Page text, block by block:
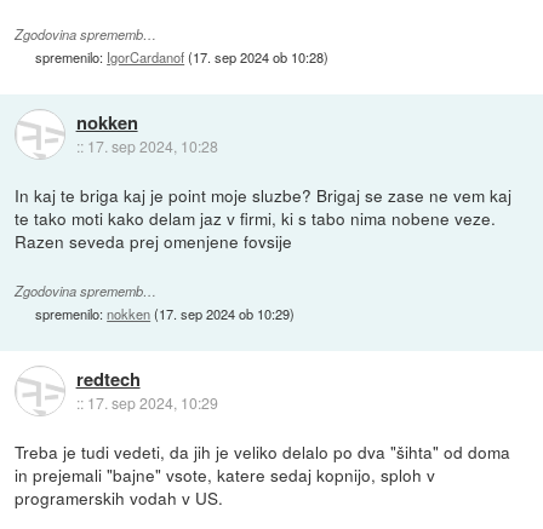
Zgodovina sprememb…
spremenilo: IgorCardanof(17. sep 2024 ob 10:28)
nokken
:: 17. sep 2024, 10:28
In kaj te briga kaj je point moje sluzbe? Brigaj se zase ne vem kaj
te tako moti kako delam jaz v firmi, ki s tabo nima nobene veze.
Razen seveda prej omenjene fovsije
Zgodovina sprememb…
spremenilo:nokken(17. sep 2024 ob 10:29)
redtech
:: 17. sep 2024, 10:29
Treba je tudi vedeti, da jih je veliko delalo po dva "šihta" od doma
in prejemali "bajne" vsote, katere sedaj kopnijo, sploh v
programerskih vodah v US.